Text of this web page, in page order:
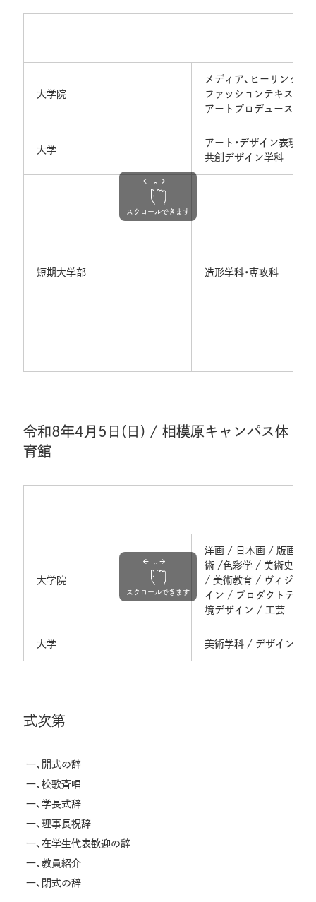
大学院
メディア、ヒーリング、
ファッションテキスタイ
アートプロデュース
大学
アート・デザイン表現学
共創デザイン学科
短期大学部 造形学科・専攻科
スクロールできます
令和8年4月5日(日) / 相模原キャンパス体
育館
大学院
洋画 / 日本画 / 版画 /
術 /色彩学 / 美術史 / 芸
/ 美術教育 / ヴィジュア
イン / プロダクトデザ
境デザイン / 工芸
大学 美術学科 / デザイン・工
スクロールできます
式次第
一、開式の辞
一、校歌斉唱
一、学長式辞
一、理事長祝辞
一、在学生代表歓迎の辞
一、教員紹介
一、閉式の辞